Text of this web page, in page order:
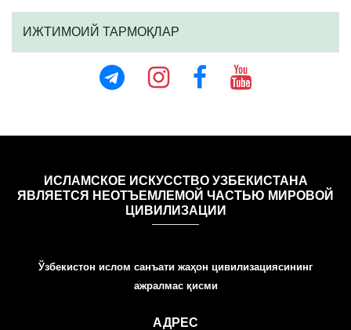
ИЖТИМОИЙ ТАРМОҚЛАР
ИСЛАМСКОЕ ИСКУССТВО УЗБЕКИСТАНА
ЯВЛЯЕТСЯ НЕОТЪЕМЛЕМОЙ ЧАСТЬЮ МИРОВОЙ
ЦИВИЛИЗАЦИИ
Ўзбекистон ислом санъати жаҳон цивилизациясининг
ажралмас қисми
АДРЕС